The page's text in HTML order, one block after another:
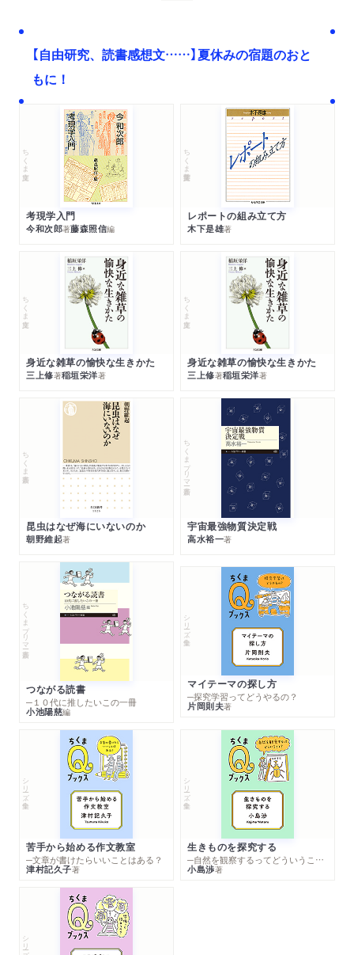
【自由研究、読書感想文……】夏休みの宿題のおと
もに！
ちくま文庫
考現学入門
今和次郎著藤森照信編
ちくま学芸文庫
レポートの組み立て方
木下是雄著
ちくま文庫
身近な雑草の愉快な生きかた
三上修著稲垣栄洋著
ちくま文庫
身近な雑草の愉快な生きかた
三上修著稲垣栄洋著
ちくま新書
昆虫はなぜ海にいないのか
朝野維起著
ちくまプリマー新書
宇宙最強物質決定戦
高水裕一著
ちくまプリマー新書
つながる読書
─１０代に推したいこの一冊
小池陽慈編
シリーズ・全集
マイテーマの探し方
─探究学習ってどうやるの？
片岡則夫著
シリーズ・全集
苦手から始める作文教室
─文章が書けたらいいことはある？
津村記久子著
シリーズ・全集
生きものを探究する
─自然を観察するってどういうこと？
小島渉著
シリーズ・全集